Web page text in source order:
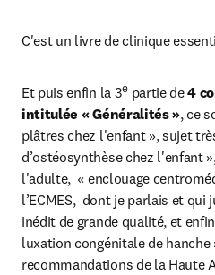
C'est un livre de clinique
Et puis enfin la 3e partie de 4
intitulée « Généralités », ce
plâtres chez l'enfant », sujet
d’ostéosynthèse chez l'enfant
l'adulte,  « enclouage
l’ECMES,  dont je parlais et
inédit de grande qualité, et
luxation congénitale de hanche
recommandations de la Haute